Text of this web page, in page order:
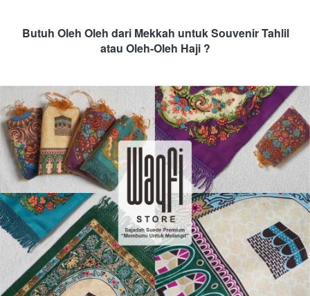
Butuh Oleh Oleh dari Mekkah untuk Souvenir Tahlil
atau Oleh-Oleh Haji ?